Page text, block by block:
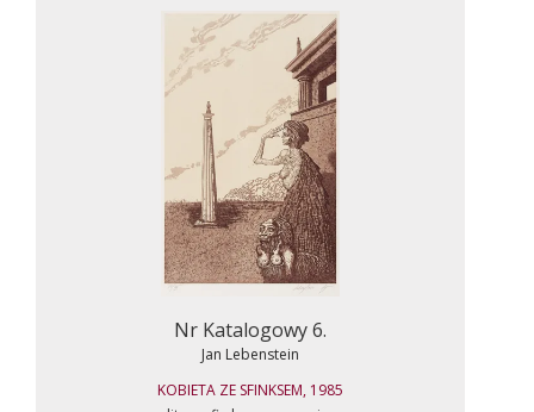
Nr Katalogowy 6.
Jan Lebenstein
KOBIETA ZE SFINKSEM, 1985